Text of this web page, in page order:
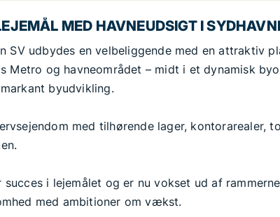
MED HAVNEUDSIGT I
SV udbydes en velbeliggende med en attraktiv
Metro og havneområdet – midt i et dynamisk
byudvikling.
med tilhørende lager, kontorarealer,
i lejemålet og er nu vokset ud af
med ambitioner om vækst.